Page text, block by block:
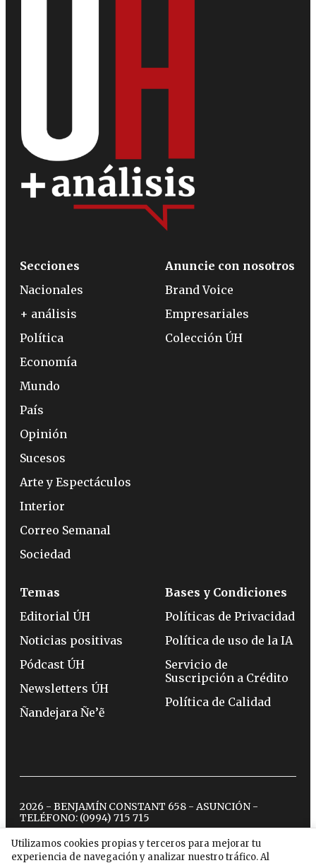
Utilizamos cookies propias y terceros para mejorar tu
experiencia de navegación y analizar nuestro tráfico. Al
Secciones
Nacionales
+ análisis
Política
Economía
Mundo
País
Opinión
Sucesos
Arte y Espectáculos
Interior
Correo Semanal
Sociedad
Anuncie con nosotros
Brand Voice
Empresariales
Colección ÚH
Temas
Editorial ÚH
Noticias positivas
Pódcast ÚH
Newsletters ÚH
Ñandejara Ñe’ẽ
Bases y Condiciones
Políticas de Privacidad
Política de uso de la IA
Servicio de
Suscripción a Crédito
Política de Calidad
2026 - BENJAMÍN CONSTANT 658 - ASUNCIÓN -
TELÉFONO: (0994) 715 715